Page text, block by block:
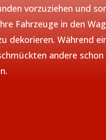
vorzuziehen und
Fahrzeuge in den
dekorieren. Während
andere